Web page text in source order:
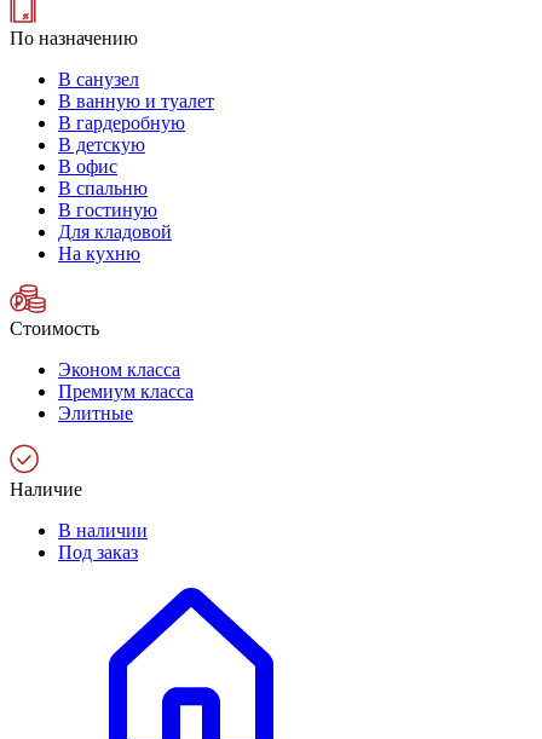
По назначению
В санузел
В ванную и туалет
В гардеробную
В детскую
В офис
В спальню
В гостиную
Для кладовой
На кухню
Стоимость
Эконом класса
Премиум класса
Элитные
Наличие
В наличии
Под заказ